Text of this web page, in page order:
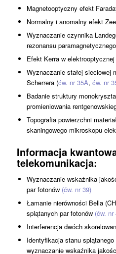
Magnetooptyczny efekt
Normalny i anomalny efekt
Wyznaczanie czynnika
rezonansu
Efekt Kerra w
Wyznaczanie stałej sieciowej
Scherrera (ćw. nr 35A, ćw. nr
Badanie struktury
promieniowania
Topografia powierzchni
skaningowego mikroskopu
Informacja
telekomunikacja:
Wyznaczanie wskaźnika
par fotonów (ćw. nr 39)
Łamanie nierówności Bella
splątanych par fotonów (ćw. nr
Interferencja dwóch
Identyfikacja stanu
wyznaczanie wskaźnika